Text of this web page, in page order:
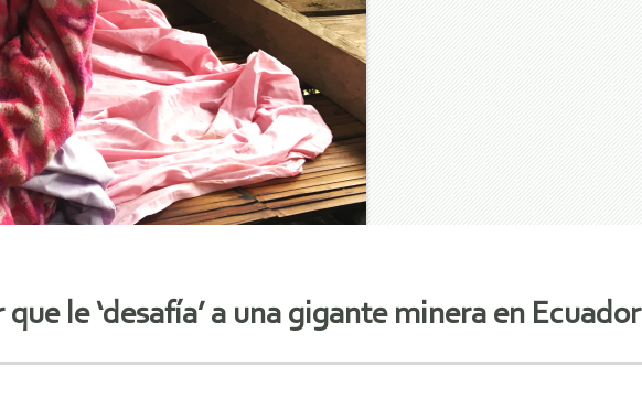
le ‘desafía’ a una gigante minera en Ecuador